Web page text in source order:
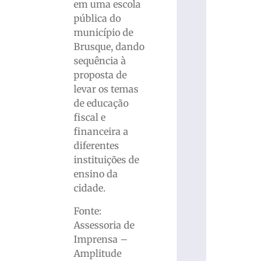
em uma escola
pública do
município de
Brusque, dando
sequência à
proposta de
levar os temas
de educação
fiscal e
financeira a
diferentes
instituições de
ensino da
cidade.
Fonte:
Assessoria de
Imprensa –
Amplitude